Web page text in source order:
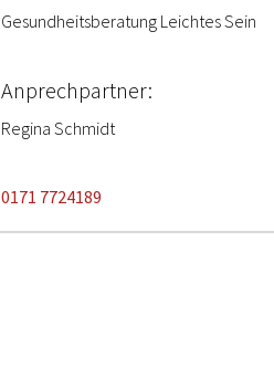
Gesundheitsberatung Leichtes Sein
Anprechpartner:
Regina Schmidt
0171 7724189